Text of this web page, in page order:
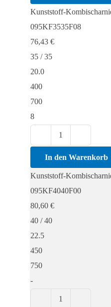
25
Kunststoff-
095KF3535F08
76,43 €
35 / 35
20.0
400
700
8
Kombischarnier
25
In den Warenkorb
Kunststoff-
095KF4040F00
80,60 €
40 / 40
22.5
450
750
-